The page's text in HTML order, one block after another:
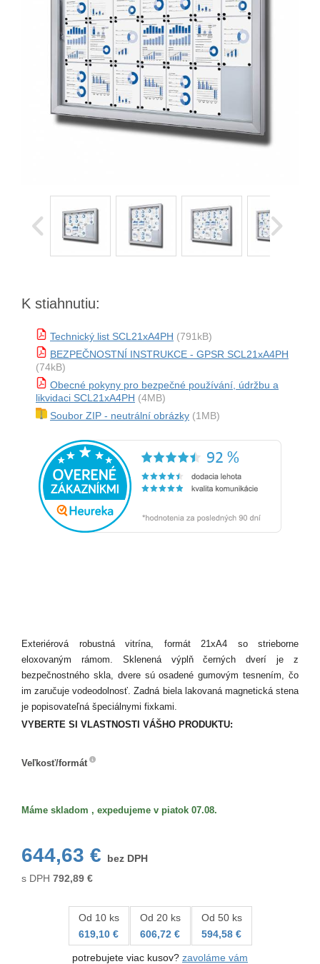
K stiahnutiu:
Technický list SCL21xA4PH (791kB)
BEZPEČNOSTNÍ INSTRUKCE - GPSR SCL21xA4PH
(74kB)
Obecné pokyny pro bezpečné používání, údržbu a
likvidaci SCL21xA4PH (4MB)
Soubor ZIP - neutrální obrázky (1MB)
Exteriérová robustná vitrína, formát 21xA4 so strieborne
eloxovaným rámom. Sklenená výplň černých dverí je z
bezpečnostného skla, dvere sú osadené gumovým tesnením, čo
im zaručuje vodeodolnosť. Zadná biela lakovaná magnetická stena
je popisovateľná špeciálnymi fixkami.
VYBERTE SI VLASTNOSTI VÁŠHO PRODUKTU:
Veľkosť/formát
Máme skladom , expedujeme v piatok 07.08.
644,63 €
bez DPH
s DPH 792,89 €
Od 10 ks
619,10 €
Od 20 ks
606,72 €
Od 50 ks
594,58 €
potrebujete viac kusov? zavoláme vám